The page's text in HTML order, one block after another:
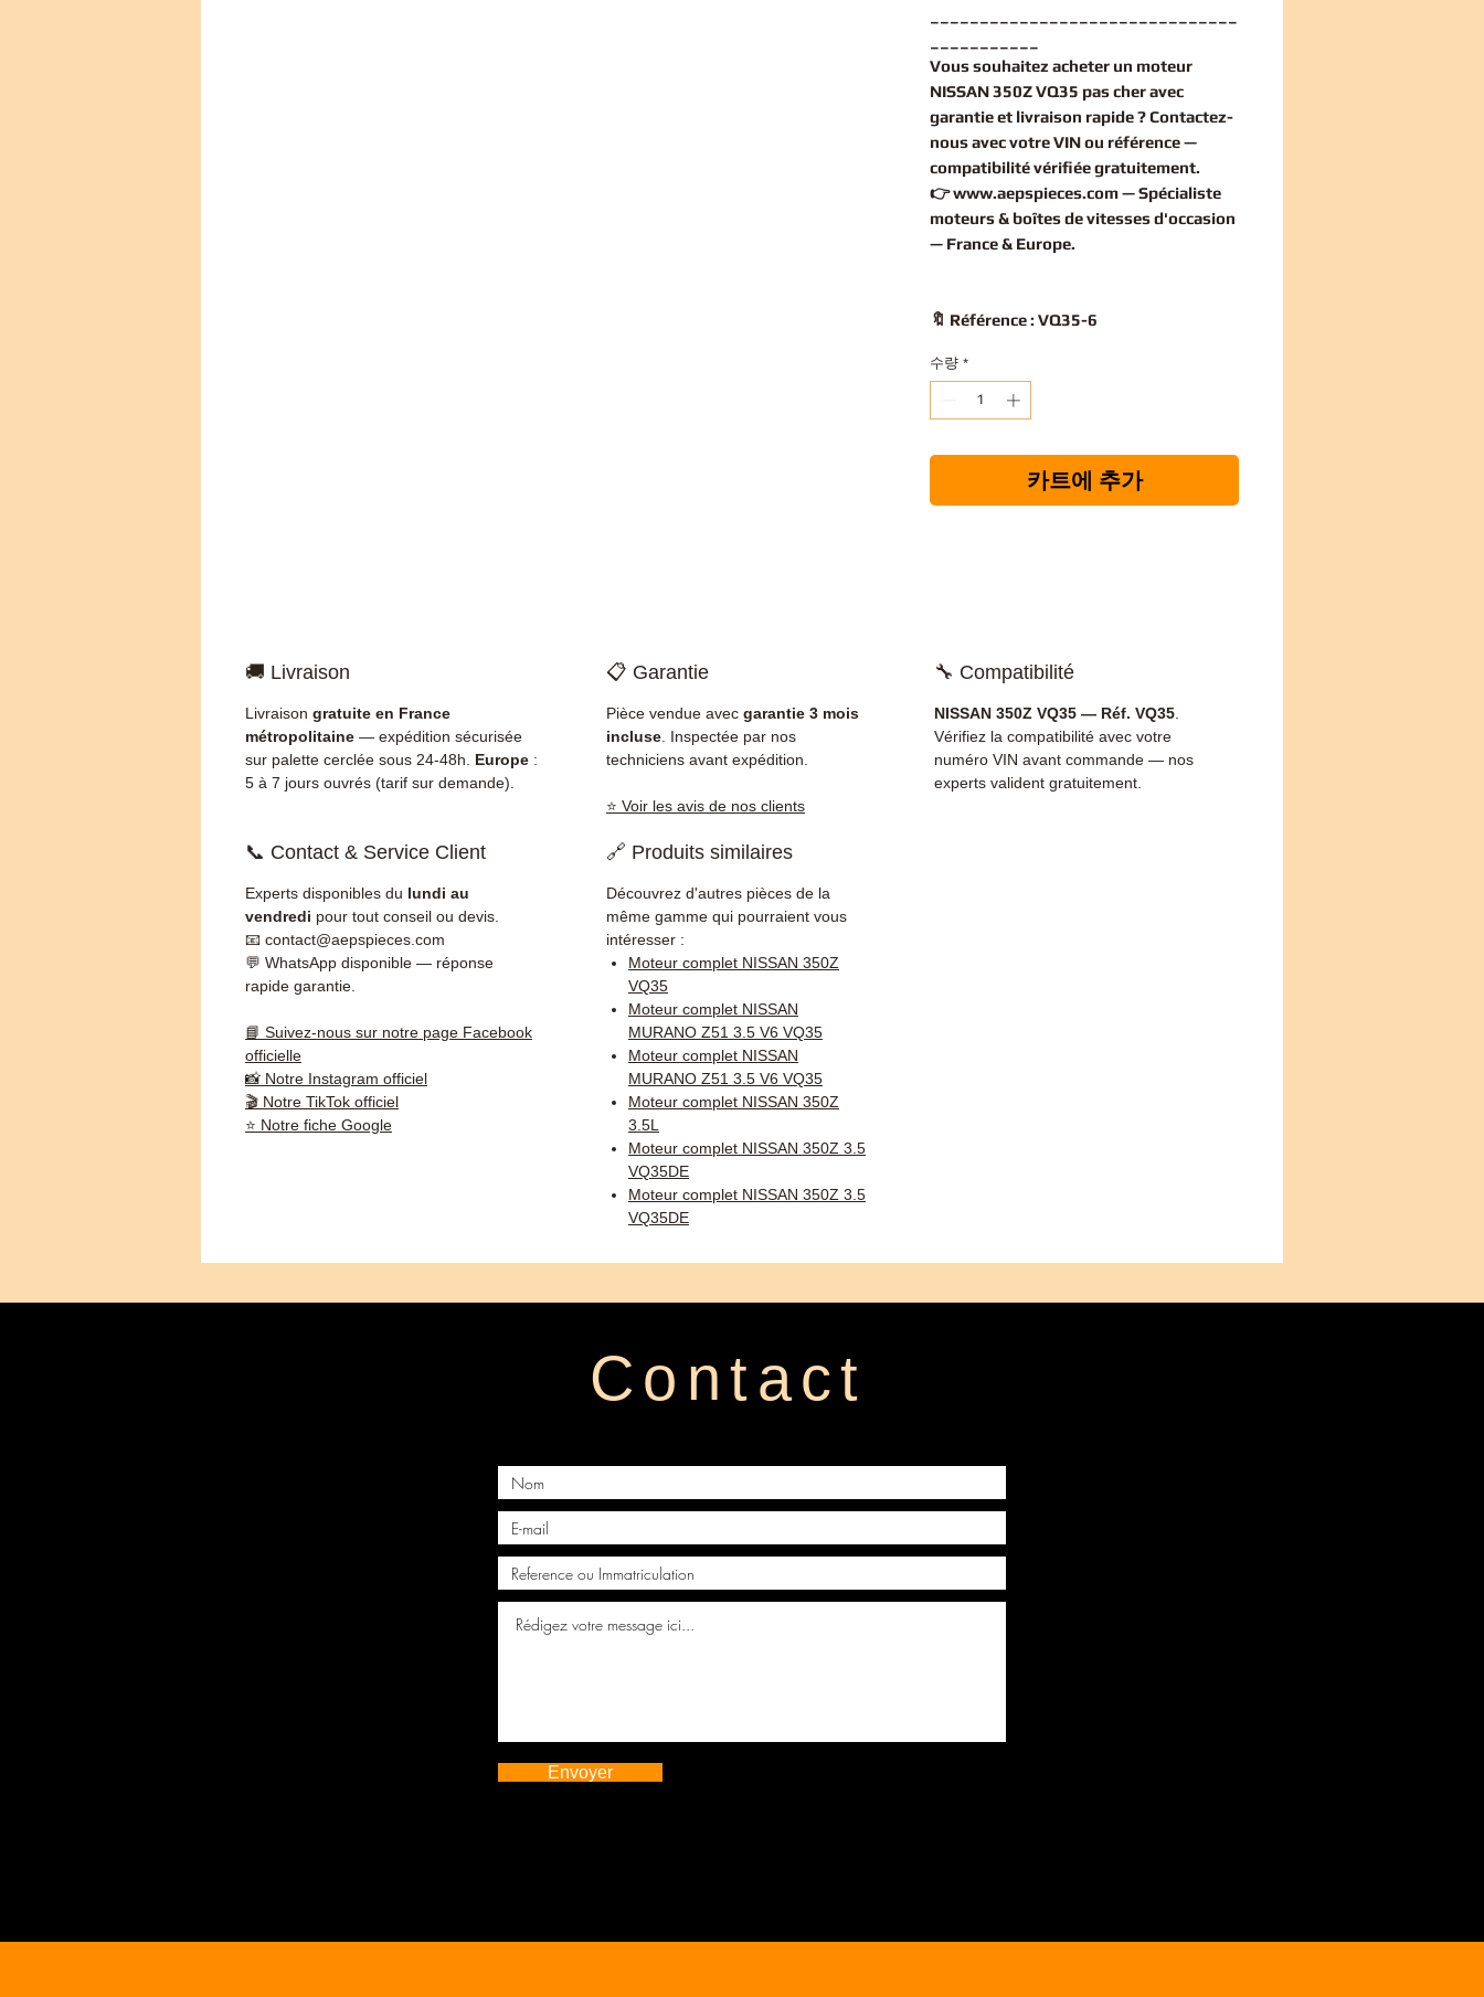
Vous souhaitez acheter un moteur
NISSAN 350Z VQ35 pas cheravec
garantie et livraison rapide ? Contactez-
nous avec votre VIN ou référence —
compatibilité vérifiéegratuitement.
👉www.aepspieces.com— Spécialiste
moteurs & boîtes de vitesses d'occasion
— France & Europe.
🔖 Référence : VQ35-6
수량 *
카트에 추가
🚚 Livraison
Livraison gratuite en France
métropolitaine — expédition sécurisée
sur palette cerclée sous 24-48h. Europe :
5 à 7 jours ouvrés (tarif sur demande).
📋 Garantie
Pièce vendue avec garantie 3 mois
incluse . Inspectée par nos
techniciens avant expédition.
⭐ Voir les avis de nos clients
🔧 Compatibilité
NISSAN 350Z VQ35 — Réf. VQ35
Vérifiez la compatibilité avec votre
numéro VIN avant commande — nos
experts valident gratuitement.
📞 Contact & Service Client
Experts disponibles du lundi au
vendredi pour tout conseil ou devis.
📧 contact@aepspieces.com
💬 WhatsApp disponible — réponse
rapide garantie.
📘 Suivez-nous sur notre page Facebook
officielle
📸 Notre Instagram officiel
🎬 Notre TikTok officiel
⭐ Notre fiche Google
🔗 Produits similaires
Découvrez d'autres pièces de la
même gamme qui pourraient vous
intéresser :
Moteur complet NISSAN 350Z
VQ35
Moteur complet NISSAN
MURANO Z51 3.5 V6 VQ35
Moteur complet NISSAN
MURANO Z51 3.5 V6 VQ35
Moteur complet NISSAN 350Z
3.5L
Moteur complet NISSAN 350Z 3.5
VQ35DE
Moteur complet NISSAN 350Z 3.5
VQ35DE
Contact
Envoyer